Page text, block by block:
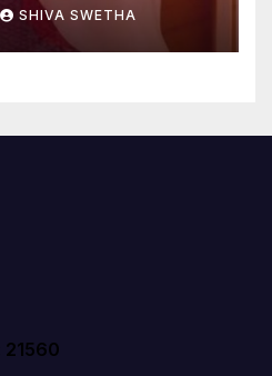
SHIVA SWETHA
21560